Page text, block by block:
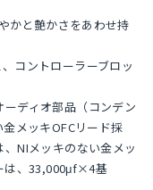
と艶かさをあわせ持
コントローラーブロッ
ディオ部品（コンデン
メッキOFCリード採
NIメッキのない金メッ
は、33,000μf×4基